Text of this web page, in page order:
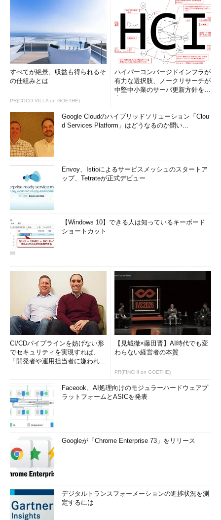
すべてが絶景、収益も得られるそ
の仕組みとは
PR(COCO VILLA on GOETHE)
ハイパーコンバージドインフラが
有力な選択肢、ノークリサーチが
中堅中小業のサーバ更新方針を調
Google Cloudのハイブリッドソリューション「Clou
d Services Platform」はどうなるのか聞い...
Envoy、Istioによるサービスメッシュのスタートア
ップ、Tetrateが正式デビュー
【Windows 10】できる人は知っているキーボード
ショートカット
CI/CDパイプラインを妨げない形
でセキュリティを実現すれば、
「開発者や運用担当者に嫌われな
【見城徹×藤田晋】AI時代でも変
わらない経営者の本質
PR(FINCHI on GOETHE)
Faceook、AI処理向けのモジュラーハードウェアプ
ラットフォームとASICを発表
Googleが「Chrome Enterprise 73」をリリース
デジタルトランスフォーメーションの進捗状況を測
定するには